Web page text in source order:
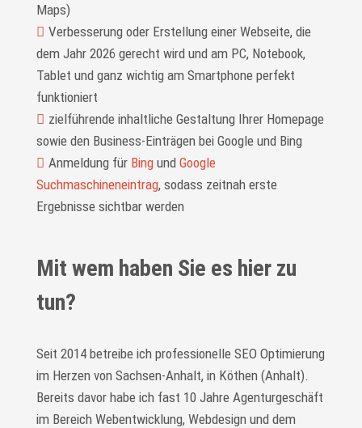
Maps)
Verbesserung oder Erstellung einer Webseite, die
dem Jahr 2026 gerecht wird und am PC, Notebook,
Tablet und ganz wichtig am Smartphone perfekt
funktioniert
zielführende inhaltliche Gestaltung Ihrer Homepage
sowie den Business-Einträgen bei Google und Bing
Anmeldung für Bingund Google
Suchmaschineneintrag, sodass zeitnah erste
Ergebnisse sichtbar werden
Mit wem haben Sie es hier zu
tun?
Seit 2014 betreibe ich professionelle SEO Optimierung
im Herzen von Sachsen-Anhalt, in Köthen (Anhalt).
Bereits davor habe ich fast 10 Jahre Agenturgeschäft
im Bereich Webentwicklung, Webdesign und dem